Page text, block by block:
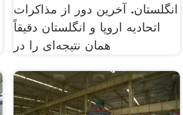
انگلستان. آخرین دور از مذاکرات
اتحادیه اروپا و انگلستان دقیقاً
همان نتیجه‌ای را در